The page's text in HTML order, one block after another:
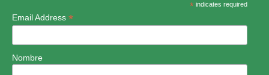
*indicates required
Email Address *
Nombre